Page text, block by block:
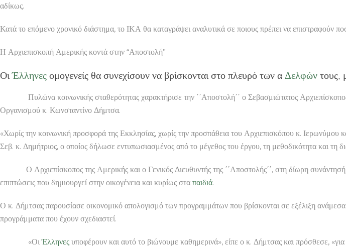
αδίκως.
Κατά το επόμενο χρονικό διάστημα, το ΙΚΑ θα καταγράψει αναλυτικά σε ποιους πρέπει να επιστραφούν
Η Αρχιεπισκοπή Αμερικής κοντά στην “Αποστολή”
ΟιΈλληνες ομογενείς θα συνεχίσουν να βρίσκονται στο πλευρό των α Δελφών τους,
Πυλώνα κοινωνικής σταθερότητας χαρακτήρισε την ΄΄Αποστολή΄΄ ο Σεβασμιώτατος
Οργανισμού κ. Κωνσταντίνο Δήμτσα.
«Χωρίς την κοινωνική προσφορά της Εκκλησίας, χωρίς την προσπάθεια του Αρχιεπισκόπου κ. Ιερωνύμου
Σεβ. κ. Δημήτριος, ο οποίος δήλωσε εντυπωσιασμένος από το μέγεθος του έργου, τη μεθοδικότητα και τη
Ο Αρχιεπίσκοπος της Αμερικής και ο Γενικός Διευθυντής της ΄΄Αποστολής΄΄, στη δίωρη συνάντησή
επιπτώσεις που δημιουργεί στην οικογένεια και κυρίως στα παιδιά.
Ο κ. Δήμτσας παρουσίασε οικονομικό απολογισμό των προγραμμάτων που βρίσκονται σε εξέλιξη
προγράμματα που έχουν σχεδιαστεί.
«ΟιΈλληνες υποφέρουν και αυτό το βιώνουμε καθημερινά», είπε ο κ. Δήμτσας και πρόσθεσε, «για